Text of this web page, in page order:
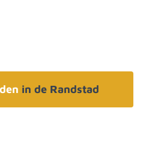
in de Randstad